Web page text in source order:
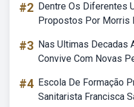
#2 Dentre Os Diferentes
Propostos Por Morris
#3 Nas Ultimas Decadas
Convive Com Novas
#4 Escola De Formação
Sanitarista Francisca